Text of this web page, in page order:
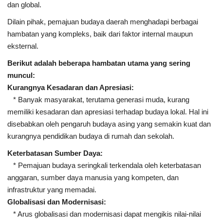
dan global.
Dilain pihak, pemajuan budaya daerah menghadapi berbagai
hambatan yang kompleks, baik dari faktor internal maupun
eksternal.
Berikut adalah beberapa hambatan utama yang sering
muncul:
Kurangnya Kesadaran dan Apresiasi:
* Banyak masyarakat, terutama generasi muda, kurang
memiliki kesadaran dan apresiasi terhadap budaya lokal. Hal ini
disebabkan oleh pengaruh budaya asing yang semakin kuat dan
kurangnya pendidikan budaya di rumah dan sekolah.
Keterbatasan Sumber Daya:
* Pemajuan budaya seringkali terkendala oleh keterbatasan
anggaran, sumber daya manusia yang kompeten, dan
infrastruktur yang memadai.
Globalisasi dan Modernisasi:
* Arus globalisasi dan modernisasi dapat mengikis nilai-nilai